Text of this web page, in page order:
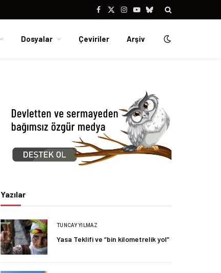
Facebook
X
Instagram
YouTubeBluesky
Dosyalar Çeviriler Arşiv
Yazılar
TUNCAY YILMAZ
Yasa Teklifi ve “bin kilometrelik yol”